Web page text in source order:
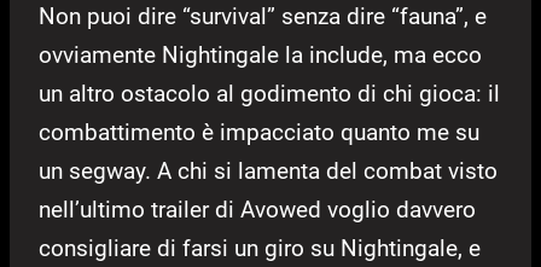
Non puoi dire “survival” senza dire “fauna”, e
ovviamente Nightingale la include, ma ecco
un altro ostacolo al godimento di chi gioca: il
combattimento è impacciato quanto me su
un segway. A chi si lamenta del combat visto
nell’ultimo trailer di Avowed voglio davvero
consigliare di farsi un giro su Nightingale, e